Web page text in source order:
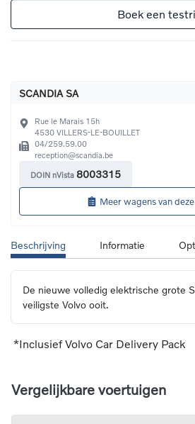
Boek een
SCANDIA SA
Rue le Marais 15h
4530 VILLERS-LE-BOUILLET
04/259.59.00
reception@scandia.be
DOIN nVista 8003315
Meer wagens van
Beschrijving Informatie
De nieuwe volledig elektrische grote
veiligste Volvo ooit.
*Inclusief Volvo Car Delivery Pack
Vergelijkbare voertuigen